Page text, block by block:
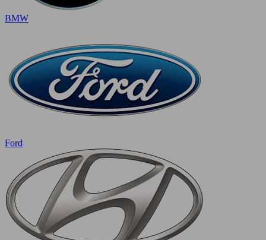
BMW
Ford